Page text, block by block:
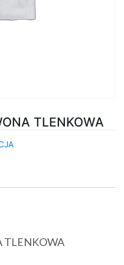
TLENKOWA
TLENKOWA